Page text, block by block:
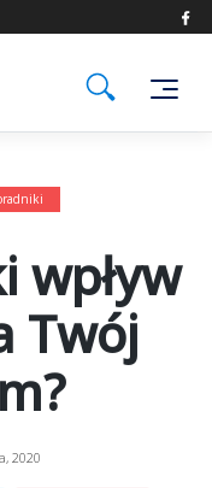
wpływ
Twój
2020